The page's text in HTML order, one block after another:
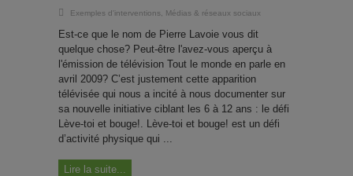
Exemples d'interventions Médias & réseaux sociaux
Est-ce que le nom de Pierre Lavoie vous dit
quelque chose? Peut-être l'avez-vous aperçu à
l'émission de télévision Tout le monde en parle en
avril 2009? C’est justement cette apparition
télévisée qui nous a incité à nous documenter sur
sa nouvelle initiative ciblant les 6 à 12 ans : le défi
Lève-toi et bouge!. Lève-toi et bouge! est un défi
d’activité physique qui ...
Lire la suite...